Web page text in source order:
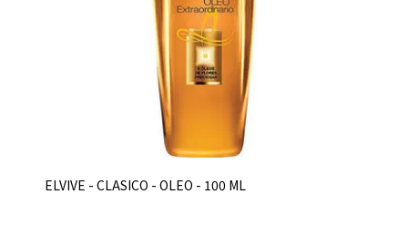
ELVIVE - CLASICO - OLEO - 100 ML